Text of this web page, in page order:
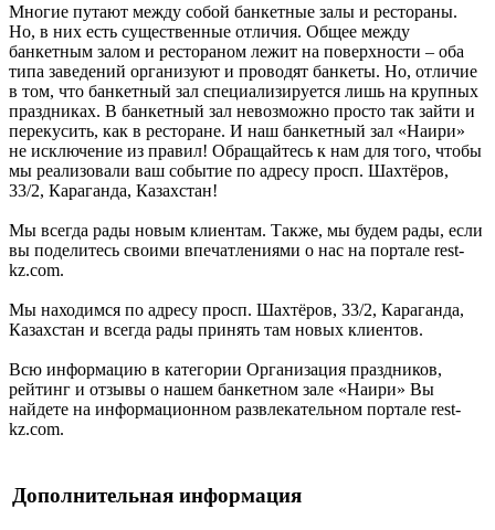
Многие путают между собой банкетные залы и рестораны.
Но, в них есть существенные отличия. Общее между
банкетным залом и рестораном лежит на поверхности – оба
типа заведений организуют и проводят банкеты. Но, отличие
в том, что банкетный зал специализируется лишь на крупных
праздниках. В банкетный зал невозможно просто так зайти и
перекусить, как в ресторане. И наш банкетный зал «Наири»
не исключение из правил! Обращайтесь к нам для того, чтобы
мы реализовали ваш событие по адресу просп. Шахтёров,
33/2, Караганда, Казахстан!
Мы всегда рады новым клиентам. Также, мы будем рады, если
вы поделитесь своими впечатлениями о нас на портале rest-
kz.com.
Мы находимся по адресу просп. Шахтёров, 33/2, Караганда,
Казахстан и всегда рады принять там новых клиентов.
Всю информацию в категории Организация праздников,
рейтинг и отзывы о нашем банкетном зале «Наири» Вы
найдете на информационном развлекательном портале rest-
kz.com.
Дополнительная информация